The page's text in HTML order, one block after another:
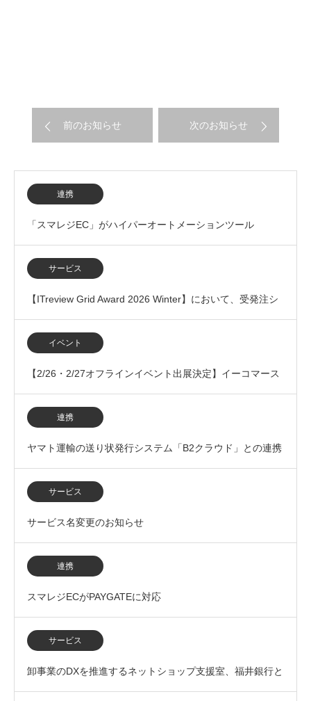
前のお知らせ 次のお知らせ
連携
「スマレジEC」がハイパーオートメーションツール
「Yoom」とのAPI連携開始
サービス
【ITreview Grid Award 2026 Winter】において、受発注シ
ステム（BtoB…
イベント
【2/26・2/27オフラインイベント出展決定】イーコマース
フェア 東京 2026に出展いたします
連携
ヤマト運輸の送り状発行システム「B2クラウド」との連携
を開始サービス
サービス名変更のお知らせ
連携
スマレジECがPAYGATEに対応
サービス
卸事業のDXを推進するネットショップ支援室、福井銀行と